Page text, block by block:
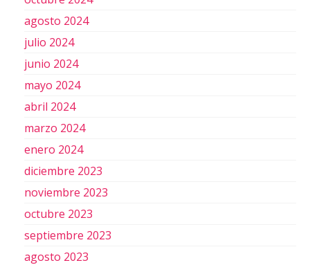
agosto 2024
julio 2024
junio 2024
mayo 2024
abril 2024
marzo 2024
enero 2024
diciembre 2023
noviembre 2023
octubre 2023
septiembre 2023
agosto 2023